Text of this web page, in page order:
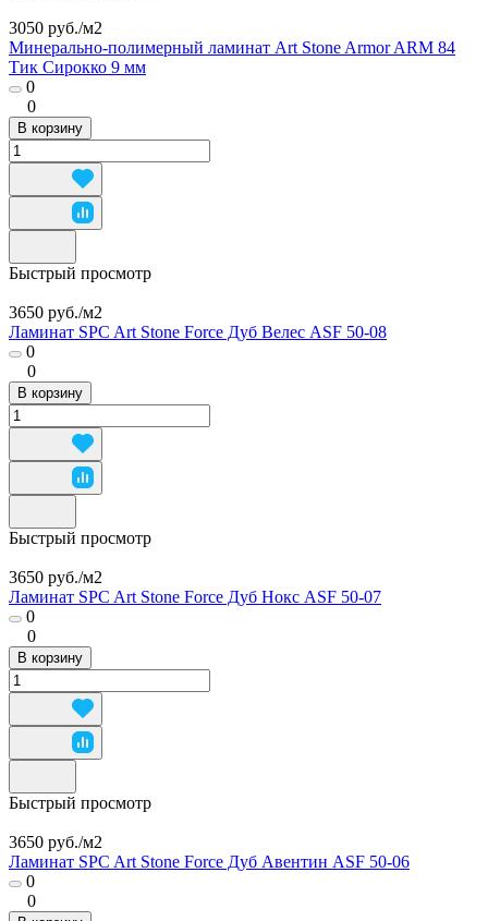
3050 руб./м2
Минерально-полимерный ламинат Art Stone Armor ARM 84
Тик Сирокко 9 мм
0
0
В корзину
Быстрый просмотр
3650 руб./м2
Ламинат SPC Art Stone Force Дуб Велес ASF 50-08
0
0
В корзину
Быстрый просмотр
3650 руб./м2
Ламинат SPC Art Stone Force Дуб Нокс ASF 50-07
0
0
В корзину
Быстрый просмотр
3650 руб./м2
Ламинат SPC Art Stone Force Дуб Авентин ASF 50-06
0
0